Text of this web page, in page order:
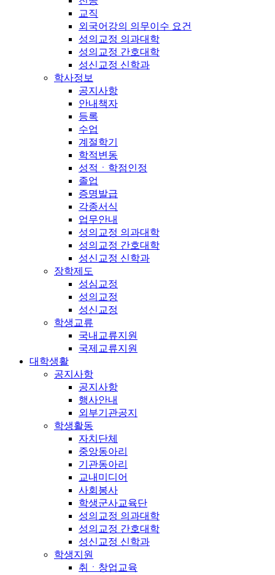
교직
외국어강의 의무이수 요건
성의교정 의과대학
성의교정 간호대학
성신교정 신학과
학사정보
공지사항
안내책자
등록
수업
계절학기
학적변동
성적ㆍ학점인정
졸업
증명발급
각종서식
업무안내
성의교정 의과대학
성의교정 간호대학
성신교정 신학과
장학제도
성심교정
성의교정
성신교정
학생교류
국내교류지원
국제교류지원
대학생활
공지사항
공지사항
행사안내
외부기관공지
학생활동
자치단체
중앙동아리
기관동아리
교내미디어
사회봉사
학생군사교육단
성의교정 의과대학
성의교정 간호대학
성신교정 신학과
학생지원
취ㆍ창업교육